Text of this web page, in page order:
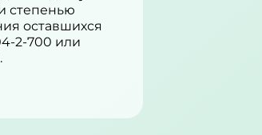
степенью
оставшихся
2-700 или